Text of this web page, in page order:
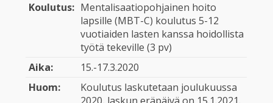
Koulutus: Mentalisaatiopohjainen hoito
lapsille (MBT-C) koulutus 5-12
vuotiaiden lasten kanssa hoidollista
työtä tekeville (3 pv)
Aika:
15.-17.3.2020
Huom:
Koulutus laskutetaan joulukuussa